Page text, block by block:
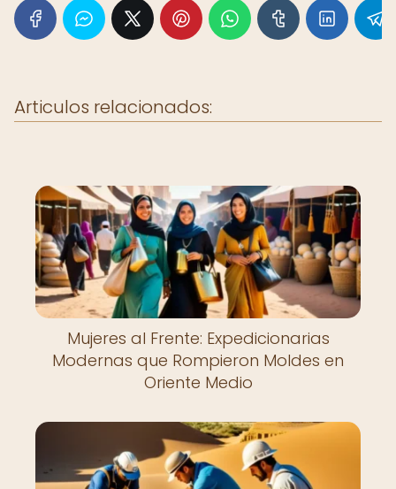
Articulos relacionados:
Mujeres al Frente: Expedicionarias
Modernas que Rompieron Moldes en
Oriente Medio